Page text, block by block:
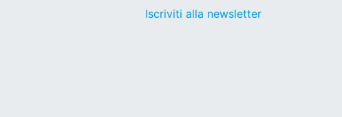
Iscriviti alla newsletter